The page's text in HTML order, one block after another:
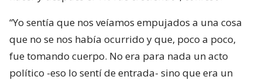
“Yo sentía que nos veíamos empujados a una cosa
que no se nos había ocurrido y que, poco a poco,
fue tomando cuerpo. No era para nada un acto
político -eso lo sentí de entrada- sino que era un